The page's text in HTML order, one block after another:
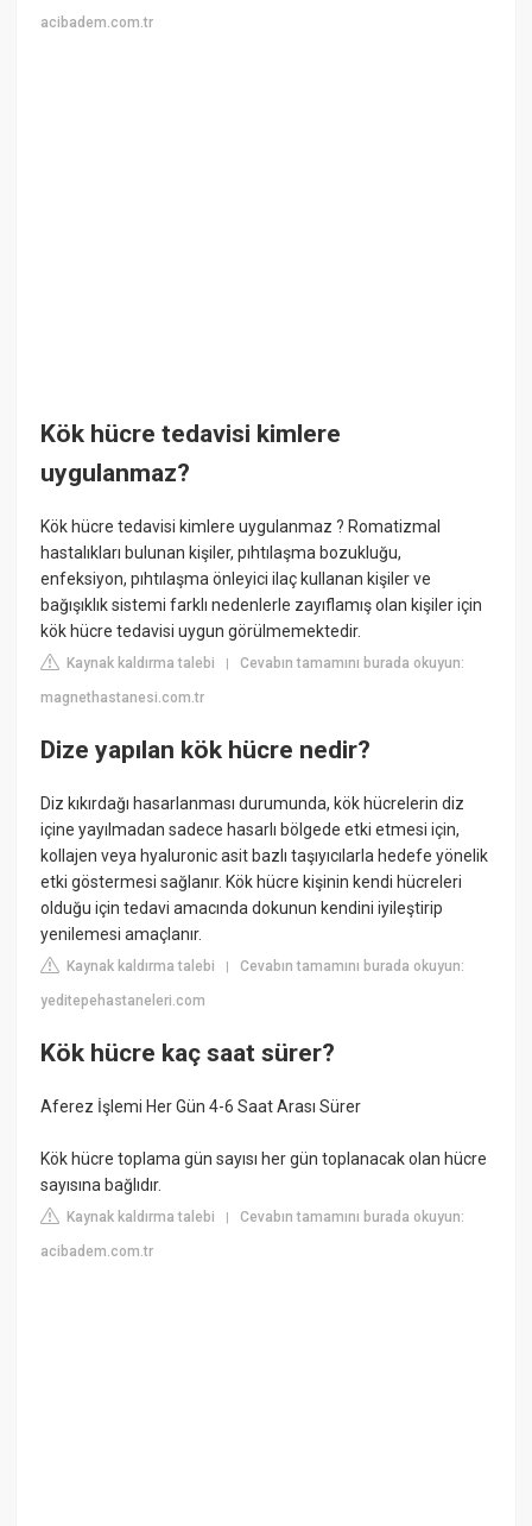
acibadem.com.tr
Kök hücre tedavisi kimlere
uygulanmaz?
Kök hücre tedavisi kimlere uygulanmaz ? Romatizmal
hastalıkları bulunan kişiler, pıhtılaşma bozukluğu,
enfeksiyon, pıhtılaşma önleyici ilaç kullanan kişiler ve
bağışıklık sistemi farklı nedenlerle zayıflamış olan kişiler için
kök hücre tedavisi uygun görülmemektedir.
Kaynak kaldırma talebi |Cevabın tamamını burada okuyun:
magnethastanesi.com.tr
Dize yapılan kök hücre nedir?
Diz kıkırdağı hasarlanması durumunda, kök hücrelerin diz
içine yayılmadan sadece hasarlı bölgede etki etmesi için,
kollajen veya hyaluronic asit bazlı taşıyıcılarla hedefe yönelik
etki göstermesi sağlanır. Kök hücre kişinin kendi hücreleri
olduğu için tedavi amacında dokunun kendini iyileştirip
yenilemesi amaçlanır.
Kaynak kaldırma talebi |Cevabın tamamını burada okuyun:
yeditepehastaneleri.com
Kök hücre kaç saat sürer?
Aferez İşlemi Her Gün 4-6 Saat Arası Sürer
Kök hücre toplama gün sayısı her gün toplanacak olan hücre
sayısına bağlıdır.
Kaynak kaldırma talebi |Cevabın tamamını burada okuyun:
acibadem.com.tr